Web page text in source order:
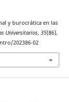
y burocrática en las
Universitarios, 35(86),
202386-02